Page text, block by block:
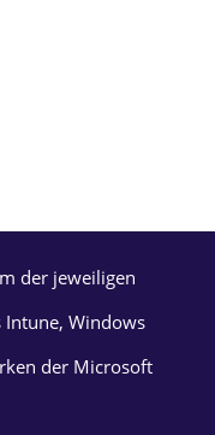
der jeweiligen
Intune, Windows
der Microsoft